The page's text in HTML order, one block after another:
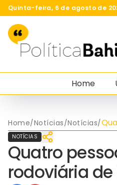
Quinta-feira, 6 de agosto de
Home
Home/Notícias/Notícias/
NOTÍCIAS
Quatro
rodoviária